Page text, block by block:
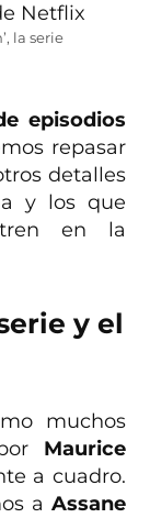
la serie
episodios
repasar
detalles
y los que
en la
y el
muchos
Maurice
a cuadro.
a Assane